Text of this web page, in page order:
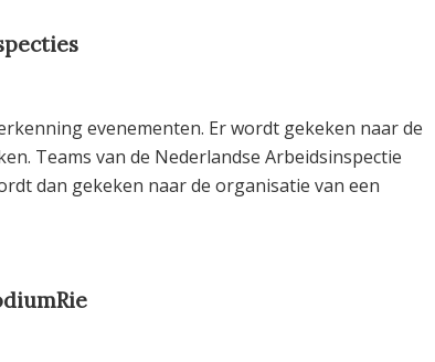
evenementen. Er wordt gekeken naar de
Teams van de Nederlandse Arbeidsinspectie
dan gekeken naar de organisatie van een